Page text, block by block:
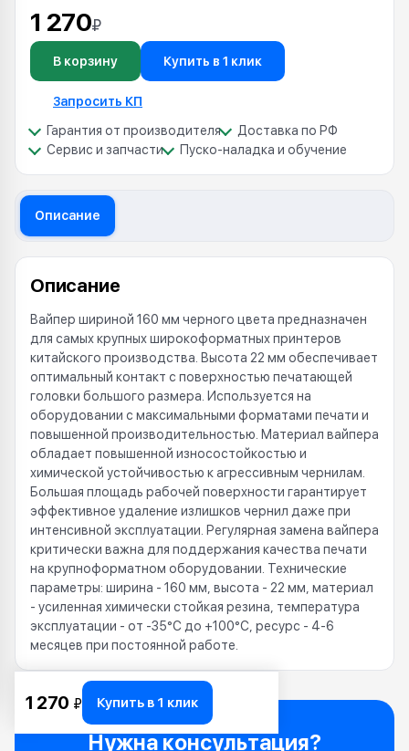
1 270₽
В корзину Купить в 1 клик
Запросить КП
Гарантия от производителя
Доставка по РФ
Сервис и запчасти
Пуско-наладка и обучение
Описание
Описание
Вайпер шириной 160 мм черного цвета предназначен
для самых крупных широкоформатных принтеров
китайского производства. Высота 22 мм обеспечивает
оптимальный контакт с поверхностью печатающей
головки большого размера. Используется на
оборудовании с максимальными форматами печати и
повышенной производительностью. Материал вайпера
обладает повышенной износостойкостью и
химической устойчивостью к агрессивным чернилам.
Большая площадь рабочей поверхности гарантирует
эффективное удаление излишков чернил даже при
интенсивной эксплуатации. Регулярная замена вайпера
критически важна для поддержания качества печати
на крупноформатном оборудовании. Технические
параметры: ширина - 160 мм, высота - 22 мм, материал
- усиленная химически стойкая резина, температура
эксплуатации - от -35°C до +100°C, ресурс - 4-6
месяцев при постоянной работе.
1 270 ₽ Купить в 1 клик
Нужна консультация?